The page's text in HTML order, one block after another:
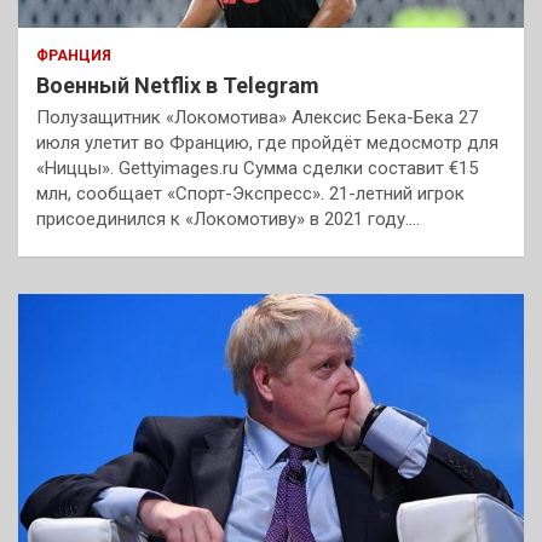
ФРАНЦИЯ
Военный Netflix в Telegram
Полузащитник «Локомотива» Алексис Бека-Бека 27
июля улетит во Францию, где пройдёт медосмотр для
«Ниццы». Gettyimages.ru Сумма сделки составит €15
млн, сообщает «Спорт-Экспресс». 21-летний игрок
присоединился к «Локомотиву» в 2021 году.…